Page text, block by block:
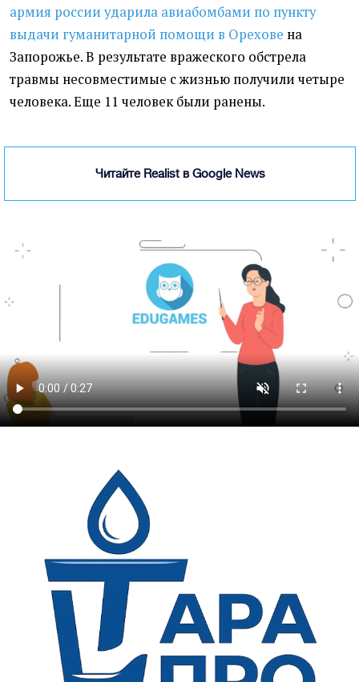
армия россии ударила авиабомбами по пункту
выдачи гуманитарной помощи в Орехове на
Запорожье. В результате вражеского обстрела
травмы несовместимые с жизнью получили четыре
человека. Еще 11 человек были ранены.
Читайте Realist в Google News